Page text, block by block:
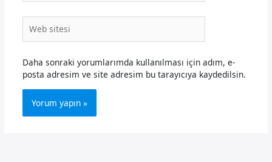
sitesi
Daha sonraki yorumlarımda kullanılması için adım, e-
posta adresim ve site adresim bu tarayıcıya kaydedilsin.